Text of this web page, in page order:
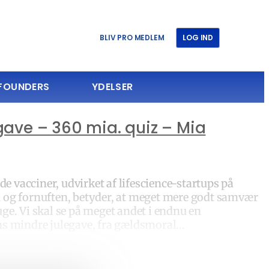
BLIV PRO MEDLEM LOG IND
YDELSER
– 360 mia. quiz – Mia
vacciner, udvirket af lifescience-startups på
fornuften, betyder, at meget mere godt samvær
Vi skal se på meget andet i endnu en